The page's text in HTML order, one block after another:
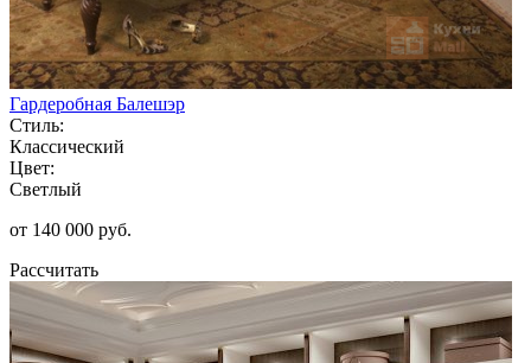
Гардеробная Балешэр
Стиль:
Классический
Цвет:
Светлый
от 140 000 руб.
Рассчитать